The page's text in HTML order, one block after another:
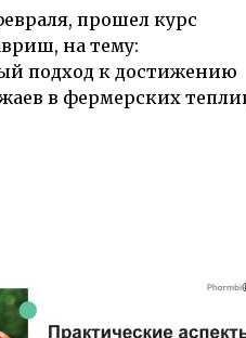
прошел курс
на тему:
подход к достижению
в фермерских